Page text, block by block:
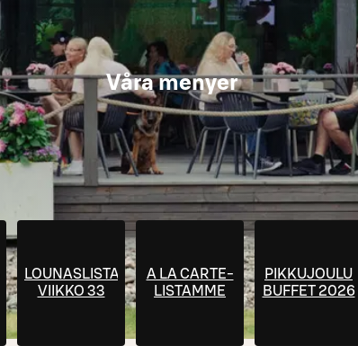
Våra menyer
LOUNASLISTA
VIIKKO 33
A LA CARTE-
LISTAMME
PIKKUJOULU
BUFFET 2026